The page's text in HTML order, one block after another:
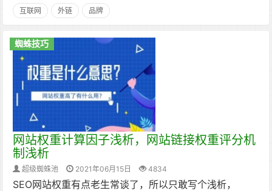
互联网 外链 品牌
蜘蛛技巧
网站权重计算因子浅析，网站链接权重评分机
制浅析
超级蜘蛛池 2021年06月15日 4834
SEO网站权重有点老生常谈了，所以只敢写个浅析，